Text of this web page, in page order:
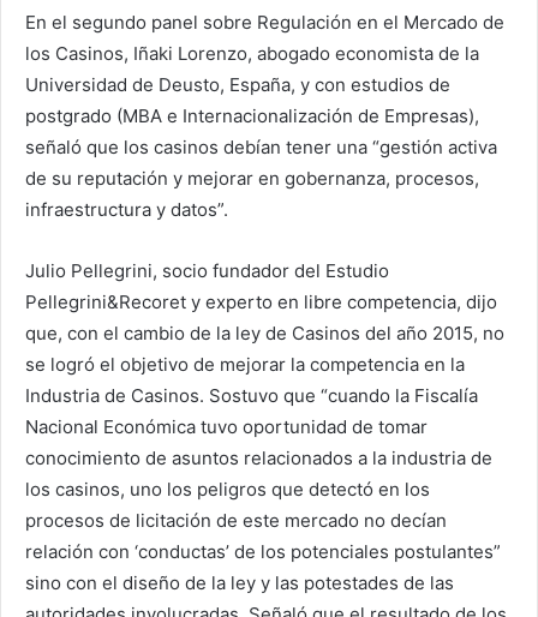
En el segundo panel sobre Regulación en el Mercado de
los Casinos, Iñaki Lorenzo, abogado economista de la
Universidad de Deusto, España, y con estudios de
postgrado (MBA e Internacionalización de Empresas),
señaló que los casinos debían tener una “gestión activa
de su reputación y mejorar en gobernanza, procesos,
infraestructura y datos”.
Julio Pellegrini, socio fundador del Estudio
Pellegrini&Recoret y experto en libre competencia, dijo
que, con el cambio de la ley de Casinos del año 2015, no
se logró el objetivo de mejorar la competencia en la
Industria de Casinos. Sostuvo que “cuando la Fiscalía
Nacional Económica tuvo oportunidad de tomar
conocimiento de asuntos relacionados a la industria de
los casinos, uno los peligros que detectó en los
procesos de licitación de este mercado no decían
relación con ‘conductas’ de los potenciales postulantes”
sino con el diseño de la ley y las potestades de las